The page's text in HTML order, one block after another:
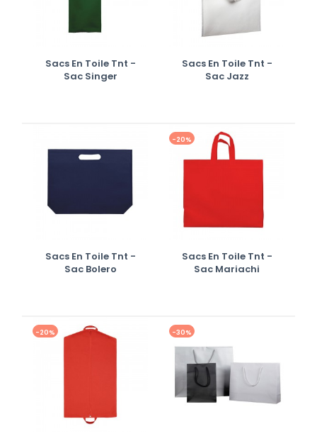
Sacs En Toile Tnt -
Sac Singer
Sacs En Toile Tnt -
Sac Jazz
Sacs En Toile Tnt -
Sac Bolero
Sacs En Toile Tnt -
Sac Mariachi
-20%
-20% -30%